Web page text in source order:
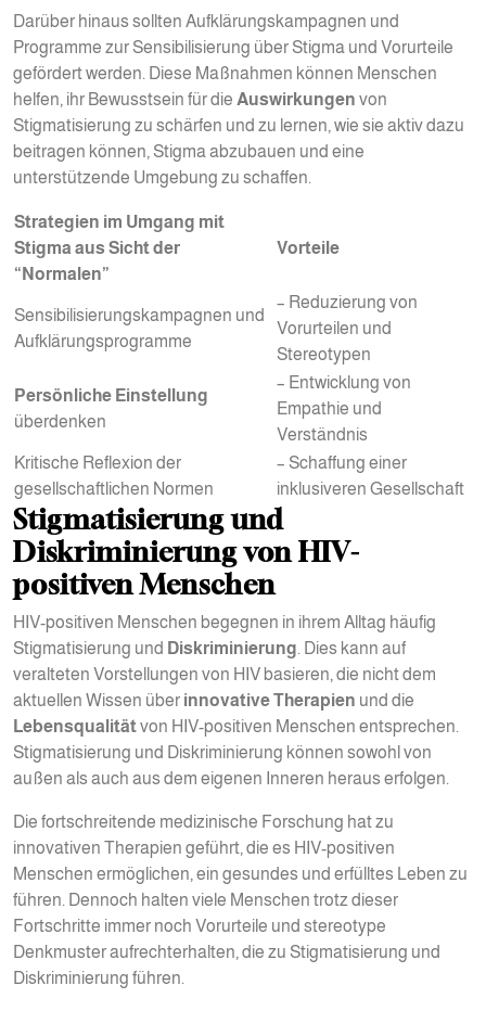
Darüber hinaus sollten Aufklärungskampagnen und
Programme zur Sensibilisierung über Stigma und Vorurteile
gefördert werden. Diese Maßnahmen können Menschen
helfen, ihr Bewusstsein für die Auswirkungen von
Stigmatisierung zu schärfen und zu lernen, wie sie aktiv dazu
beitragen können, Stigma abzubauen und eine
unterstützende Umgebung zu schaffen.
Strategien im Umgang mit
Stigma aus Sicht der
“Normalen”
Vorteile
Sensibilisierungskampagnen und
Aufklärungsprogramme
– Reduzierung von
Vorurteilen und
Stereotypen
Persönliche Einstellung
überdenken
– Entwicklung von
Empathie und
Verständnis
Kritische Reflexion der
gesellschaftlichen Normen
– Schaffung einer
inklusiveren Gesellschaft
Stigmatisierung und
Diskriminierung von HIV-
positiven Menschen
HIV-positiven Menschen begegnen in ihrem Alltag häufig
Stigmatisierung und Diskriminierung. Dies kann auf
veralteten Vorstellungen von HIV basieren, die nicht dem
aktuellen Wissen über innovative Therapien und die
Lebensqualitätvon HIV-positiven Menschen entsprechen.
Stigmatisierung und Diskriminierung können sowohl von
außen als auch aus dem eigenen Inneren heraus erfolgen.
Die fortschreitende medizinische Forschung hat zu
innovativen Therapien geführt, die es HIV-positiven
Menschen ermöglichen, ein gesundes und erfülltes Leben zu
führen. Dennoch halten viele Menschen trotz dieser
Fortschritte immer noch Vorurteile und stereotype
Denkmuster aufrechterhalten, die zu Stigmatisierung und
Diskriminierung führen.